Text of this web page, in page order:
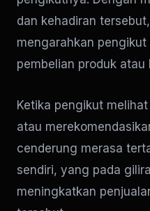
dan kehadiran
mengarahkan
pembelian produk
Ketika pengikut
atau
cenderung merasa
sendiri, yang pada
meningkatkan